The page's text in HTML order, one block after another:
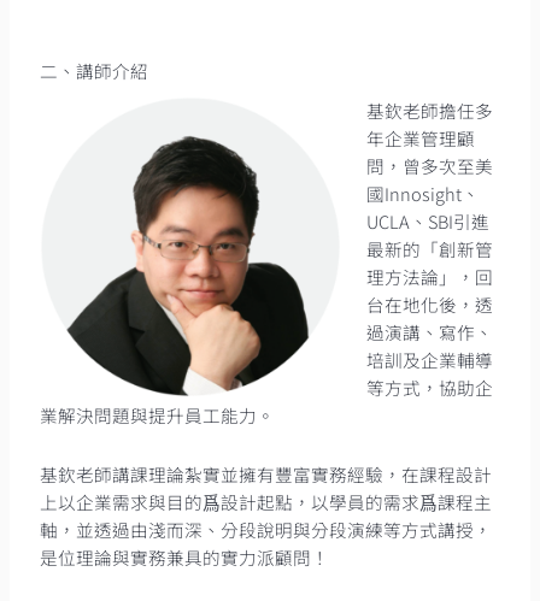
二、講師介紹
基欽老師擔任多
年企業管理顧
問，曾多次至美
國Innosight、
UCLA、SBI引進
最新的「創新管
理方法論」，回
台在地化後，透
過演講、寫作、
培訓及企業輔導
等方式，協助企
業解決問題與提升員工能力。
基欽老師講課理論紮實並擁有豐富實務經驗，在課程設計
上以企業需求與目的爲設計起點，以學員的需求爲課程主
軸，並透過由淺而深、分段說明與分段演練等方式講授，
是位理論與實務兼具的實力派顧問！